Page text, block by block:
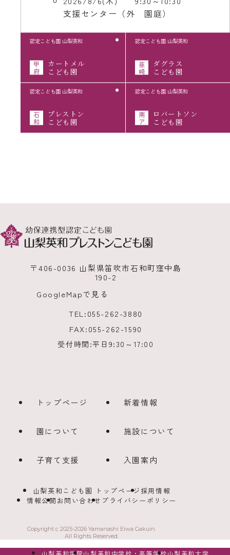
支援センター（外 園庭）
甲
府
認定こども園 山梨英和
カートメル
こども園
韮
崎
認定こども園 山梨英和
ダグラス
こども園
石
和
認定こども園 山梨英和
プレストン
こども園
南
ア
認定こども園 山梨英和
ロバートソン
こども園
〒406-0036 山梨県笛吹市石和町窪中島
190-2
GoogleMapで見る
TEL:055-262-3880
FAX:055-262-1590
受付時間:平日9:30～17:00
トップページ 新着情報
園について 施設について
子育て支援 入園案内
山梨英和こども園 トップページ 採用情報
情報公開 お問い合わせ プライバシーポリシー
Copyright c 2025-2026 Yamanashi Eiwa Gakuin.
All Rights Reserved.
山梨英和学院山梨英和中学校・高等学校山梨英和大学